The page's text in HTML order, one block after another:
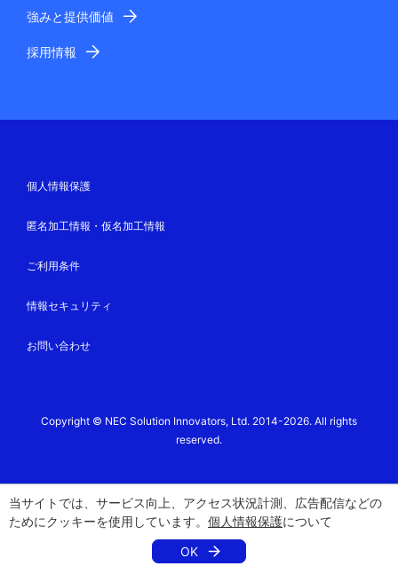
当サイトでは、サービス向上、アクセス状況計測、広告配信などの
ためにクッキーを使用しています。 個人情報保護について
OK
に頂いたお問い合わせにつきましては、翌営業日以降の
時間：平日 午前8:30～午後5:15）
にお送りするものですので、回答内容の一部または全部
お客さまが提供された個人情報の確認、訂正などを希望
ことにより適宜対応させていただきます。こちらまでご
窓口名：NECソリューションイノベータ株式会
住所：〒136-8627 東京都江東区新木場1-18-
E-mail： explanner-c-web@nes.jp.nec.co
個人情報保護方針及び当社の個人情報の取扱いに関する
は、保護者（ほごしゃ）の方の同意（どうい）を得
お客さまからいただいた電子メールアドレスに誤りがあ
強みと提供価値
採用情報
個人情報保護
匿名加工情報・仮名加工情報
ご利用条件
情報セキュリティ
お問い合わせ
Copyright © NEC Solution Innovators, Ltd. 2014-2026. All rights
reserved.